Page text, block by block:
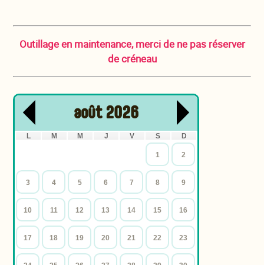
Outillage en maintenance, merci de ne pas réserver
de créneau
août2026
L M M J V S D
1 2
3 4 5 6 7 8 9
10 11 12 13 14 15 16
17 18 19 20 21 22 23